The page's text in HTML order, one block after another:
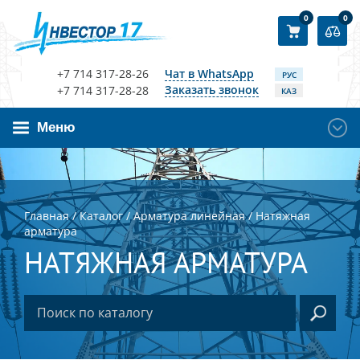
+7 714 317-28-26
+7 714 317-28-28
Чат в WhatsApp
Заказать звонок
РУС
КАЗ
0 0
Меню
Главная/Каталог/Арматура линейная/Натяжная
арматура
НАТЯЖНАЯ АРМАТУРА